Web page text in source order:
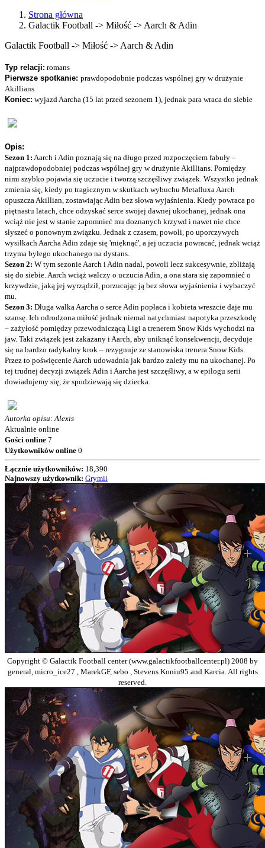
Strona główna
Galactik Football -> Miłość -> Aarch & Adin
Galactik Football -> Miłość -> Aarch & Adin
Typ relacji: romans
Pierwsze spotkanie: prawdopodobnie podczas wspólnej gry w drużynie
Akillians
Koniec: wyjazd Aarcha (15 lat przed sezonem 1), jednak para wraca do siebie
Opis:
Sezon 1: Aarch i Adin poznają się na długo przed rozpoczęciem fabuły –
najprawdopodobniej podczas wspólnej gry w drużynie Akillians. Pomiędzy
nimi szybko pojawia się uczucie i tworzą szczęśliwy związek. Wszystko jednak
zmienia się, kiedy po tragicznym w skutkach wybuchu Metafluxa Aarch
opuszcza Akillian, zostawiając Adin bez słowa wyjaśnienia. Kiedy powraca po
piętnastu latach, chce odzyskać serce swojej dawnej ukochanej, jednak ona
wciąż nie jest w stanie zapomnieć mu doznanych krzywd i nawet nie chce
słyszeć o ponownym związku. Jednak z czasem, powoli, po uporczywych
wysiłkach Aarcha Adin zdaje się 'mięknąć', a jej uczucia powracać, jednak wciąż
trzyma byłego ukochanego na dystans.
Sezon 2: W tym sezonie Aarch i Adin nadal, powoli lecz sukcesywnie, zbliżają
się do siebie. Aarch wciąż walczy o uczucia Adin, a ona stara się zapomnieć o
krzywdzie, jaką jej wyrządził, porzucając ją bez słowa wyjaśnienia i wybaczyć
mu.
Sezon 3: Długa walka Aarcha o serce Adin popłaca i kobieta wreszcie daje mu
szansę. Ich odrodzona miłość jednak niemal natychmiast napotyka przeszkodę
– zażyłość pomiędzy przewodniczącą Ligi a trenerem Snow Kids wychodzi na
jaw. Taki związek jest zakazany i Aarch, aby uniknąć konsekwencji, decyduje
się na bardzo radykalny krok – rezygnuje ze stanowiska trenera Snow Kids.
Przez to poświęcenie Aarch udowadnia jak bardzo zależy mu na ukochanej. Po
tej trudnej decyzji związek Adin i Aarcha jest szczęśliwy, a w epilogu serii
dowiadujemy się, że spodziewają się dziecka.
Autorka opisu: Alexis
Aktualnie online
Gości online 7
Użytkowników online 0
Łącznie użytkowników: 18,390
Najnowszy użytkownik: Grymii
Copyright © Galactik Football center (www.galactikfootballcenter.pl) 2008 by
general, micro_ice27 , MarekGF, sebo , Stevens Koniu95 and Karcia. All rights
reserved.